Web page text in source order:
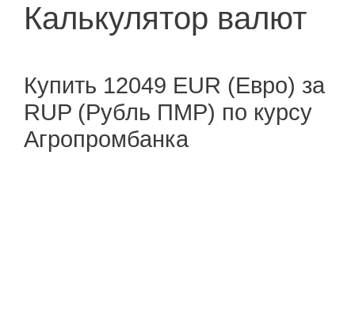
Калькулятор валют
Купить 12049 EUR (Евро) за
RUP (Рубль ПМР) по курсу
Агропромбанка